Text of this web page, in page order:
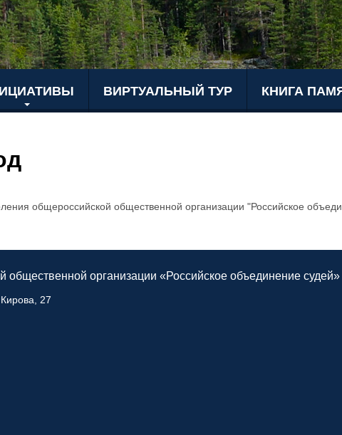
ВИРТУАЛЬНЫЙ ТУР КНИГА
общероссийской общественной организации "Российское
общественной организации «Российское объединение судей»
27